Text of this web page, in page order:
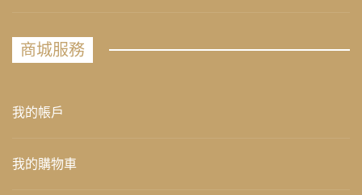
商城服務
我的帳戶
我的購物車